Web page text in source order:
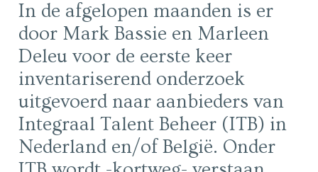
In de afgelopen maanden is er
door Mark Bassie en Marleen
Deleu voor de eerste keer
inventariserend onderzoek
uitgevoerd naar aanbieders van
Integraal Talent Beheer (ITB) in
Nederland en/of België. Onder